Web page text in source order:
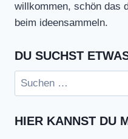
willkommen, schön das
beim ideensammeln.
DU SUCHST
Suchen
nach:
HIER KANNST DU